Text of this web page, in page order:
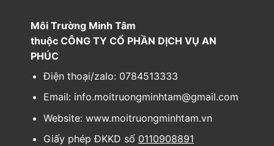
Môi Trường Minh Tâm
thuộc CÔNG TY CỔ PHẦN DỊCH VỤ AN
PHÚC
Điện thoại/zalo: 0784513333
Email: info.moitruongminhtam@gmail.com
Website: www.moitruongminhtam.vn
Giấy phép ĐKKD số 0110908891